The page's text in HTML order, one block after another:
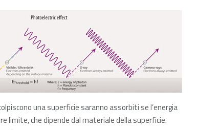
una superficie saranno assorbiti se l’energia
limite, che dipende dal materiale della superficie.